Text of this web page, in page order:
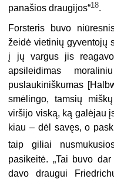
panašios draugijos“18.
Forsteris buvo
žeidė vietinių gyven­tojų
į jų vargus jis
apsileidimas
puslaukiniškumas
smėlingo, tamsių
viršijo viską, ką galėjau
kiau – dėl savęs, o
taip giliai
pasikeitė. „Tai buvo
davo draugui